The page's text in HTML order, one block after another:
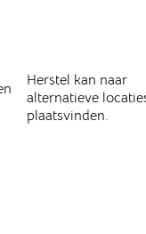
Herstel kan naar
alternatieve
plaatsvinden.